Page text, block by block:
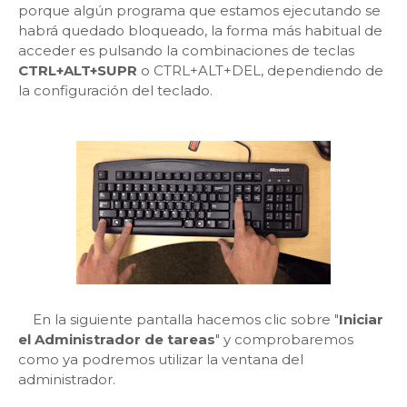
porque algún programa que estamos ejecutando se
habrá quedado bloqueado, la forma más habitual de
acceder es pulsando la combinaciones de teclas
CTRL+ALT+SUPR o CTRL+ALT+DEL, dependiendo de
la configuración del teclado.
En la siguiente pantalla hacemos clic sobre "Iniciar
el Administrador de tareas" y comprobaremos
como ya podremos utilizar la ventana del
administrador.